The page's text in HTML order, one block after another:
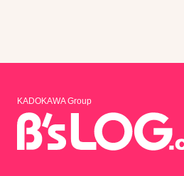
KADOKAWA Group